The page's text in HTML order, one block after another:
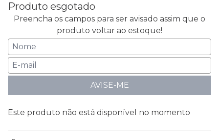
Produto esgotado
Preencha os campos para ser avisado assim que o
produto voltar ao estoque!
AVISE-ME
Este produto não está disponível no momento